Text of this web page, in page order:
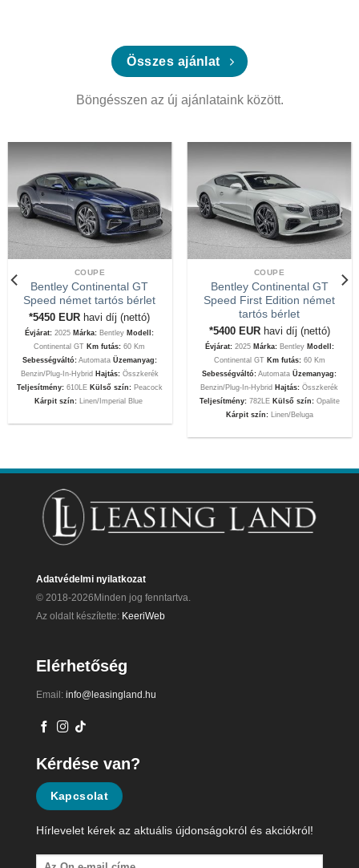
Összes ajánlat
Böngésszen az új ajánlataink között.
COUPE
Bentley Continental GT
Speed német tartós bérlet
*5450 EUR havi díj (nettó)
Évjárat: 2025 Márka: Bentley Modell:
Continental GT Km futás:60 Km
Sebességváltó:Automata Üzemanyag:
Benzin/Plug-In-Hybrid Hajtás:Összkerék
Teljesítmény:610LE Külső szín: Peacock
Kárpit szín:Linen/Imperial Blue
COUPE
Bentley Continental GT
Speed First Edition német
tartós bérlet
*5400 EUR havi díj (nettó)
Évjárat:2025 Márka:Bentley Modell:
Continental GT Km futás: 60 Km
Sebességváltó: AutomataÜzemanyag:
Benzin/Plug-In-Hybrid Hajtás: Összkerék
Teljesítmény:782LE Külső szín: Opalite
Kárpit szín:Linen/Beluga
Adatvédelmi nyilatkozat
© 2018-2026Minden jog fenntartva.
Az oldalt készítette: KeeriWeb
Elérhetőség
Email: info@leasingland.hu
Kérdése van?
Kapcsolat
Hírlevelet kérek az aktuális újdonságokról és akciókról!